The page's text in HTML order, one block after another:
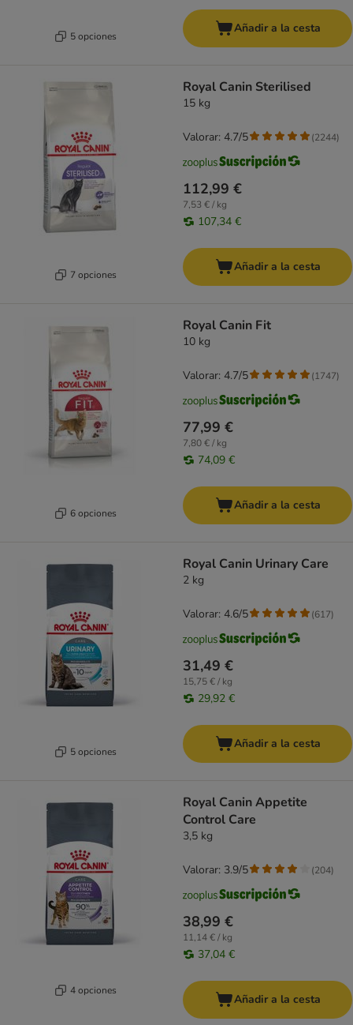
5 opciones
Añadir a la cesta
7 opciones
Royal Canin Sterilised
15 kg
112,99 €
7,53 € / kg
107,34 €
Valorar: 4.7/5 (2244)
Añadir a la cesta
6 opciones
Royal Canin Fit
10 kg
77,99 €
7,80 € / kg
74,09 €
Valorar: 4.7/5 (1747)
Añadir a la cesta
5 opciones
Royal Canin Urinary Care
2 kg
31,49 €
15,75 € / kg
29,92 €
Valorar: 4.6/5 (617)
Añadir a la cesta
4 opciones
Royal Canin Appetite
Control Care
3,5 kg
38,99 €
11,14 € / kg
37,04 €
Valorar: 3.9/5 (204)
Añadir a la cesta